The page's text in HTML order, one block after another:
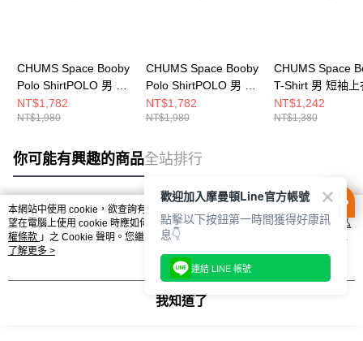
CHUMS Space Booby
Polo ShirtPOLO 男 短
袖上衣 白色
CH021260W001
NT$1,782
NT$1,980
CHUMS Space Booby
Polo ShirtPOLO 男 短
袖上衣 藍色
CH021260A001
NT$1,782
NT$1,980
CHUMS Space
T-Shirt 男 短袖上
色
NT$1,242
NT$1,380
你可能有興趣的商品全站排行
熱門標籤
本網站中使用 cookie，欲查詢有關本網站使用 cookie 方式之詳情，及若您不希
望在電腦上使用 cookie 時應如何變更電腦的 cookie 設定，請參閱本網站「
隱私
權條款 」之 Cookie 聲明。您繼續使用本網站即表示您同意本公司得按本網站使
用條款之 Cookie 聲明使用 cookie。
了解更多 >
我知道了
歡迎加入摩曼頓Line官方帳號
點擊以下按鈕第一時間獲得好康訊
息👇
連結 LINE 帳號